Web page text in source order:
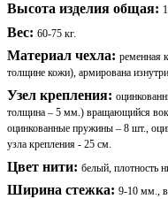
Высота изделия общая:
Вес: 60-75 кг.
Материал чехла: ременная
толщине кожи), армирована
Узел крепления:
толщина – 5 мм.) вращающийся
оцинкованные пружины – 8 шт.,
узла крепления - 25 см.
Цвет нити: белый, плотность
Ширина стежка: 9-10 мм.,